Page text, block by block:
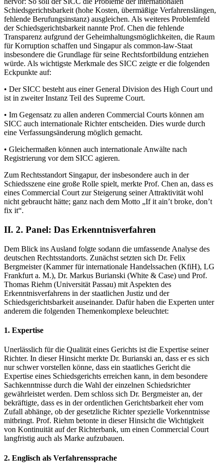
Schiedsgerichtsbarkeit (hohe Kosten, übermäßige Verfahrenslängen,
fehlende Berufungsinstanz) ausgleichen. Als weiteres Problemfeld
der Schiedsgerichtsbarkeit nannte Prof. Chen die fehlende
Transparenz aufgrund der Geheimhaltungsmöglichkeiten, die Raum
für Korruption schaffen und Singapur als common-law-Staat
insbesondere die Grundlage für seine Rechtsfortbildung entziehen
würde. Als wichtigste Merkmale des SICC zeigte er die folgenden
Eckpunkte auf:
• Der SICC besteht aus einer General Division des High Court und
ist in zweiter Instanz Teil des Supreme Court.
• Im Gegensatz zu allen anderen Commercial Courts können am
SICC auch internationale Richter entscheiden. Dies wurde durch
eine Verfassungsänderung möglich gemacht.
• Gleichermaßen können auch internationale Anwälte nach
Registrierung vor dem SICC agieren.
Zum Rechtsstandort Singapur, der insbesondere auch in der
Schiedsszene eine große Rolle spielt, merkte Prof. Chen an, dass es
eines Commercial Court zur Steigerung seiner Attraktivität wohl
nicht gebraucht hätte; ganz nach dem Motto „If it ain’t broke, don’t
fix it“.
II. 2. Panel: Das Erkenntnisverfahren
Dem Blick ins Ausland folgte sodann die umfassende Analyse des
deutschen Rechtsstandorts. Zunächst setzten sich Dr. Felix
Bergmeister (Kammer für internationale Handelssachen (KfiH), LG
Frankfurt a. M.), Dr. Markus Burianski (White & Case) und Prof.
Thomas Riehm (Universität Passau) mit Aspekten des
Erkenntnisverfahrens in der staatlichen Justiz und der
Schiedsgerichtsbarkeit auseinander. Dafür haben die Experten unter
anderem die folgenden Themenkomplexe beleuchtet:
1. Expertise
Unerlässlich für die Qualität eines Gerichts ist die Expertise seiner
Richter. In dieser Hinsicht merkte Dr. Burianski an, dass er es sich
nur schwer vorstellen könne, dass ein staatliches Gericht die
Expertise eines Schiedsgerichts erreichen kann, in dem besondere
Sachkenntnisse durch die Wahl der einzelnen Schiedsrichter
gewährleistet werden. Dem schloss sich Dr. Bergmeister an, der
bekräftigte, dass es in der ordentlichen Gerichtsbarkeit eher vom
Zufall abhänge, ob der gesetzliche Richter spezielle Vorkenntnisse
mitbringt. Prof. Riehm betonte in dieser Hinsicht die Wichtigkeit
von Kontinuität auf der Richterbank, um einen Commercial Court
langfristig auch als Marke aufzubauen.
2. Englisch als Verfahrenssprache